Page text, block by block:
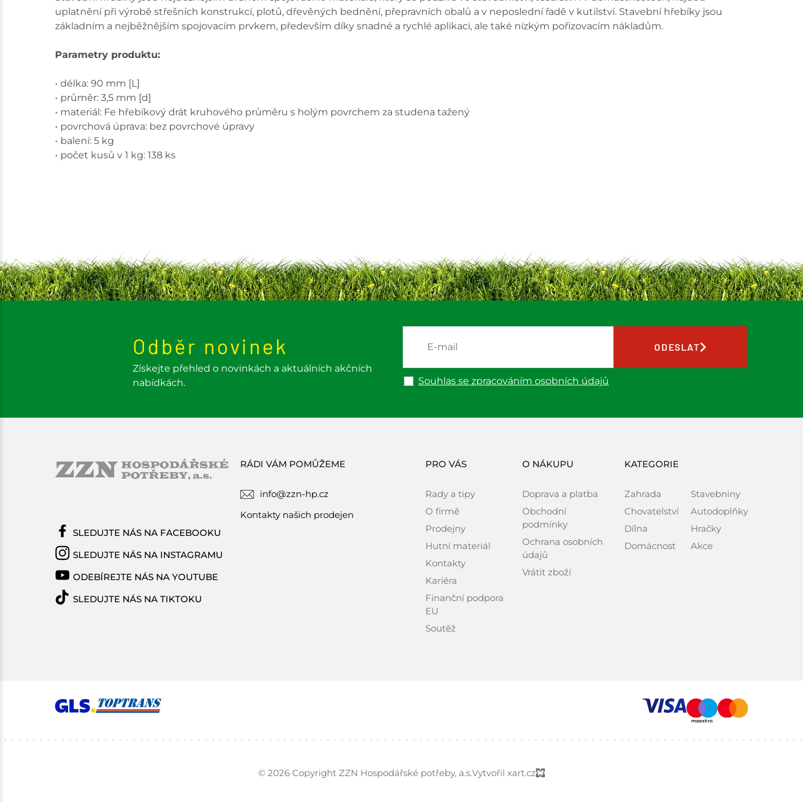
uplatnění při výrobě střešních konstrukcí, plotů, dřevěných bednění, přepravních obalů a v neposlední řadě v kutilství. Stavební hřebíky jsou
základním a nejběžnějším spojovacím prvkem, především díky snadné a rychlé aplikaci, ale také nízkým pořizovacím nákladům.
Parametry produktu:
• délka: 90 mm [L]
• průměr: 3,5 mm [d]
• materiál: Fe hřebíkový drát kruhového průměru s holým povrchem za studena tažený
• povrchová úprava: bez povrchové úpravy
• balení: 5 kg
• počet kusů v 1 kg: 138 ks
Odběr novinek
Získejte přehled o novinkách a aktuálních akčních
nabídkách.
Souhlas se zpracováním osobních údajů
ODESLAT
RÁDI VÁM POMŮŽEME
info@zzn-hp.cz
Kontakty našich prodejen
PRO VÁS
Rady a tipy
O firmě
Prodejny
Hutní materiál
Kontakty
Kariéra
Finanční podpora
EU
Soutěž
O NÁKUPU
Doprava a platba
Obchodní
podmínky
Ochrana osobních
údajů
Vrátit zboží
KATEGORIE
Zahrada
Chovatelství
Dílna
Domácnost
Stavebniny
Autodoplňky
Hračky
Akce
SLEDUJTE NÁS NA FACEBOOKU
SLEDUJTE NÁS NA INSTAGRAMU
ODEBÍREJTE NÁS NA YOUTUBE
SLEDUJTE NÁS NA TIKTOKU
© 2026 Copyright ZZN Hospodářské potřeby, a.s.Vytvořil xart.cz